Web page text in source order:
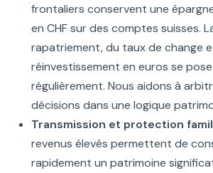
frontaliers conservent une
en CHF sur des comptes suisses.
rapatriement, du taux de change
réinvestissement en euros se pose
régulièrement. Nous aidons à
décisions dans une logique
Transmission et protection
revenus élevés permettent de
rapidement un patrimoine